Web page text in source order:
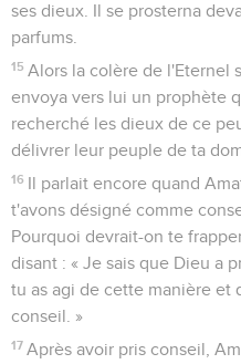
ses dieux. Il se prosterna
parfums.
15 Alors la colère de l'Eternel
envoya vers lui un prophète
recherché les dieux de ce
délivrer leur peuple de ta
16 Il parlait encore quand
t'avons désigné comme
Pourquoi devrait-on te
disant : « Je sais que Dieu a
tu as agi de cette manière et
conseil. »
17 Après avoir pris conseil,